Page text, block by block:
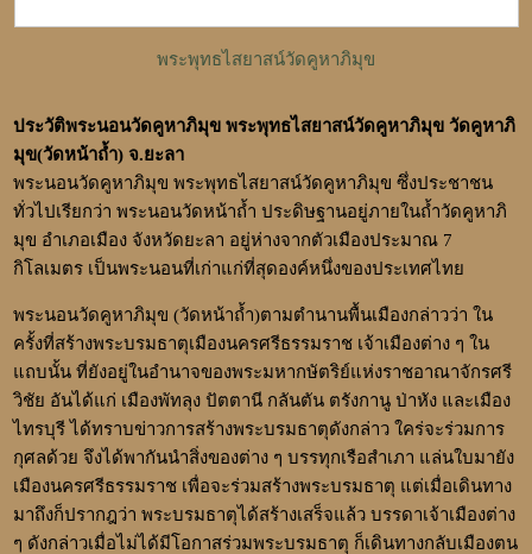
พระพุทธไสยาสน์วัดคูหาภิมุข
ประวัติพระนอนวัดคูหาภิมุข พระพุทธไสยาสน์วัดคูหาภิมุข วัดคูหาภิ
มุข(วัดหน้าถ้ำ) จ.ยะลา
พระนอนวัดคูหาภิมุขพระพุทธไสยาสน์วัดคูหาภิมุข ซึ่งประชาชน
ทั่วไปเรียกว่า พระนอนวัดหน้าถ้ำ ประดิษฐานอยู่ภายในถ้ำวัดคูหาภิ
มุข อำเภอเมือง จังหวัดยะลา อยู่ห่างจากตัวเมืองประมาณ 7
กิโลเมตร เป็นพระนอนที่เก่าแก่ที่สุดองค์หนึ่งของประเทศไทย
พระนอนวัดคูหาภิมุข(วัดหน้าถ้ำ)ตามตำนานพื้นเมืองกล่าวว่า ใน
ครั้งที่สร้างพระบรมธาตุเมืองนครศรีธรรมราช เจ้าเมืองต่าง ๆ ใน
แถบนั้น ที่ยังอยู่ในอำนาจของพระมหากษัตริย์แห่งราชอาณาจักรศรี
วิชัย อันได้แก่ เมืองพัทลุง ปัตตานี กลันตัน ตรังกานู ป่าหัง และเมือง
ไทรบุรี ได้ทราบข่าวการสร้างพระบรมธาตุดังกล่าว ใคร่จะร่วมการ
กุศลด้วย จึงได้พากันนำสิ่งของต่าง ๆ บรรทุกเรือสำเภา แล่นใบมายัง
เมืองนครศรีธรรมราช เพื่อจะร่วมสร้างพระบรมธาตุ แต่เมื่อเดินทาง
มาถึงก็ปรากฎว่า พระบรมธาตุได้สร้างเสร็จแล้ว บรรดาเจ้าเมืองต่าง
ๆ ดังกล่าวเมื่อไม่ได้มีโอกาสร่วมพระบรมธาตุ ก็เดินทางกลับเมืองตน